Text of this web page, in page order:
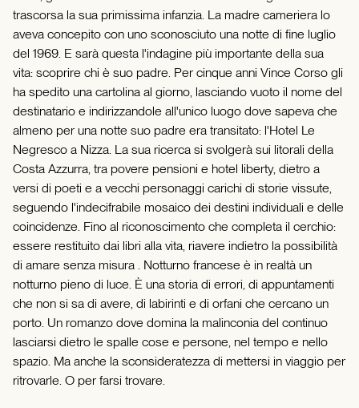
trascorsa la sua primissima infanzia. La madre cameriera lo
aveva concepito con uno sconosciuto una notte di fine luglio
del 1969. E sarà questa l'indagine più importante della sua
vita: scoprire chi è suo padre. Per cinque anni Vince Corso gli
ha spedito una cartolina al giorno, lasciando vuoto il nome del
destinatario e indirizzandole all'unico luogo dove sapeva che
almeno per una notte suo padre era transitato: l'Hotel Le
Negresco a Nizza. La sua ricerca si svolgerà sui litorali della
Costa Azzurra, tra povere pensioni e hotel liberty, dietro a
versi di poeti e a vecchi personaggi carichi di storie vissute,
seguendo l'indecifrabile mosaico dei destini individuali e delle
coincidenze. Fino al riconoscimento che completa il cerchio:
essere restituito dai libri alla vita, riavere indietro la possibilità
di amare senza misura . Notturno francese è in realtà un
notturno pieno di luce. È una storia di errori, di appuntamenti
che non si sa di avere, di labirinti e di orfani che cercano un
porto. Un romanzo dove domina la malinconia del continuo
lasciarsi dietro le spalle cose e persone, nel tempo e nello
spazio. Ma anche la sconsideratezza di mettersi in viaggio per
ritrovarle. O per farsi trovare.